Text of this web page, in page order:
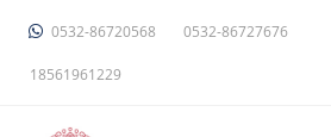
0532-86720568 0532-86727676
18561961229